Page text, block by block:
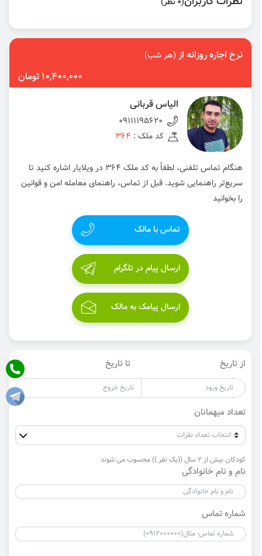
نرخ اجاره روزانه از(هر شب)
10,400,000 تومان
الیاس قربانی
09111195620
کد ملک : 364
هنگام تماس تلفنی، لطفاً به کد ملک 364 در ویلایار اشاره کنید تا
سریع‌تر راهنمایی شوید. قبل از تماس، راهنمای معامله امن و قوانین
را بخوانید
تماس با مالک
ارسال پیام در تلگرام
ارسال پیامک به مالک
از تاریخ تا تاریخ
تعداد میهمانان
کودکان بیش از 2 سال ((یک نفر )) محسوب می شوند
نام و نام خانوادگی
شماره تماس